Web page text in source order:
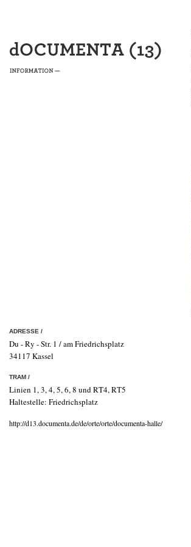
ADRESSE /
Du - Ry - Str. 1 / am Friedrichsplatz
34117 Kassel
TRAM /
Linien 1, 3, 4, 5, 6, 8 und RT4, RT5
Haltestelle: Friedrichsplatz
http://d13.documenta.de/de/orte/orte/documenta-halle/